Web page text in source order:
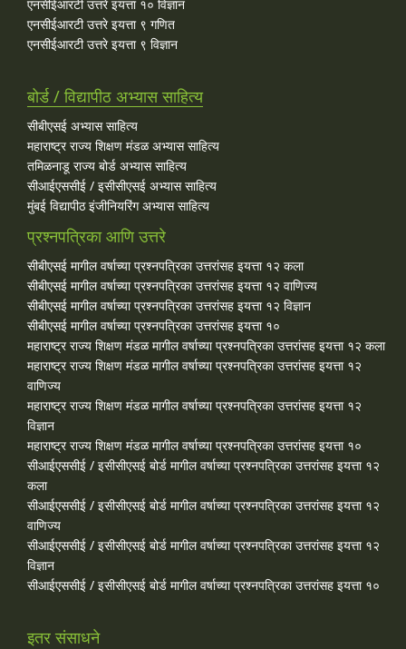
एनसीईआरटी उत्तरे इयत्ता १० विज्ञान
एनसीईआरटी उत्तरे इयत्ता ९ गणित
एनसीईआरटी उत्तरे इयत्ता ९ विज्ञान
बोर्ड / विद्यापीठ अभ्यास साहित्य
सीबीएसई अभ्यास साहित्य
महाराष्ट्र राज्य शिक्षण मंडळ अभ्यास साहित्य
तमिळनाडू राज्य बोर्ड अभ्यास साहित्य
सीआईएससीई / इसीसीएसई अभ्यास साहित्य
मुंबई विद्यापीठ इंजीनियरिंग अभ्यास साहित्य
प्रश्नपत्रिका आणि उत्तरे
सीबीएसई मागील वर्षाच्या प्रश्‍नपत्रिका उत्तरांसह इयत्ता १२ कला
सीबीएसई मागील वर्षाच्या प्रश्‍नपत्रिका उत्तरांसह इयत्ता १२ वाणिज्य
सीबीएसई मागील वर्षाच्या प्रश्‍नपत्रिका उत्तरांसह इयत्ता १२ विज्ञान
सीबीएसई मागील वर्षाच्या प्रश्‍नपत्रिका उत्तरांसह इयत्ता १०
महाराष्ट्र राज्य शिक्षण मंडळ मागील वर्षाच्या प्रश्‍नपत्रिका उत्तरांसह इयत्ता १२ कला
महाराष्ट्र राज्य शिक्षण मंडळ मागील वर्षाच्या प्रश्‍नपत्रिका उत्तरांसह इयत्ता १२
वाणिज्य
महाराष्ट्र राज्य शिक्षण मंडळ मागील वर्षाच्या प्रश्‍नपत्रिका उत्तरांसह इयत्ता १२
विज्ञान
महाराष्ट्र राज्य शिक्षण मंडळ मागील वर्षाच्या प्रश्‍नपत्रिका उत्तरांसह इयत्ता १०
सीआईएससीई / इसीसीएसई बोर्ड मागील वर्षाच्या प्रश्‍नपत्रिका उत्तरांसह इयत्ता १२
कला
सीआईएससीई / इसीसीएसई बोर्ड मागील वर्षाच्या प्रश्‍नपत्रिका उत्तरांसह इयत्ता १२
वाणिज्य
सीआईएससीई / इसीसीएसई बोर्ड मागील वर्षाच्या प्रश्‍नपत्रिका उत्तरांसह इयत्ता १२
विज्ञान
सीआईएससीई / इसीसीएसई बोर्ड मागील वर्षाच्या प्रश्‍नपत्रिका उत्तरांसह इयत्ता १०
इतर संसाधने